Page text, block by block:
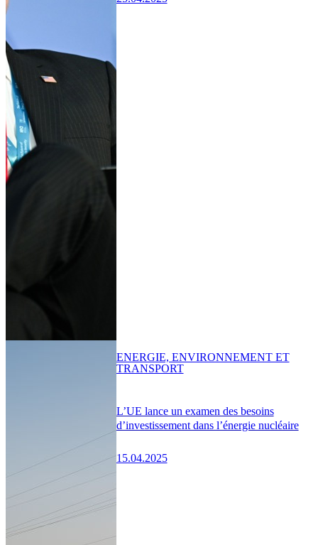
L’UE lance un examen des besoins
d’investissement dans l’énergie nucléaire
15.04.2025
ENERGIE, ENVIRONNEMENT ET
TRANSPORT